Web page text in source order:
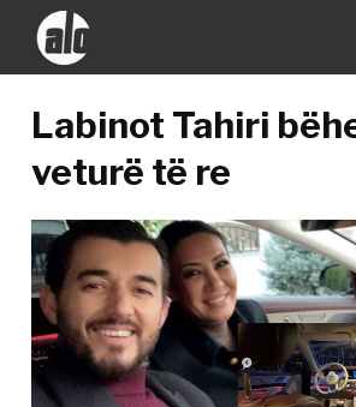
Labinot Tahiri
veturë të re